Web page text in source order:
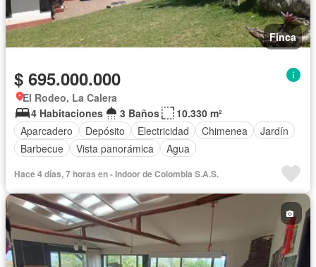
Finca
$ 695.000.000
El Rodeo, La Calera
4 Habitaciones
3 Baños
10.330 m²
Aparcadero
Depósito Electricidad Chimenea
Jardín
Barbecue
Vista panorámica Agua
Hace 4 días, 7 horas en - Indoor de Colombia S.A.S.